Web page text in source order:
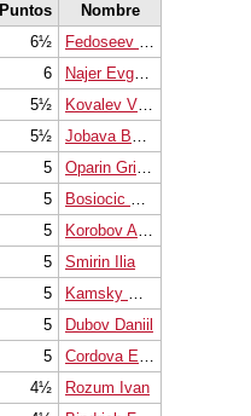
Puntos
Nombre
6½
Fedoseev Vladimir
6
Najer Evgeniy
5½
Kovalev Vladislav
5½
Jobava Baadur
5
Oparin Grigoriy
5
Bosiocic Marin
5
Korobov Anton
5
Smirin Ilia
5
Kamsky Gata
5
Dubov Daniil
5
Cordova Emilio
4½
Rozum Ivan